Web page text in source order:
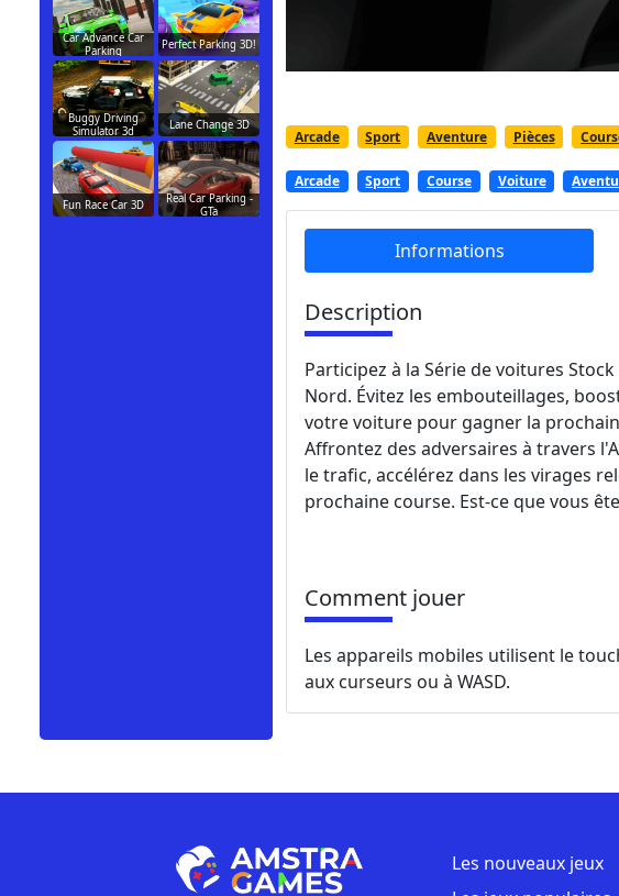
Arcade Sport Aventure Pièces
Arcade Sport Course Voiture
Informations
Description
Participez à la Série de voitures
Nord. Évitez les embouteillages,
votre voiture pour gagner la
Affrontez des adversaires à travers
le trafic, accélérez dans les virages
prochaine course. Est-ce que vous
Comment jouer
Les appareils mobiles utilisent le
aux curseurs ou à WASD.
Car Advance Car
Parking
Perfect Parking 3D!
Buggy Driving
Simulator 3d
Lane Change 3D
Fun Race Car 3D
Real Car Parking -
GTa
Les nouveaux jeux